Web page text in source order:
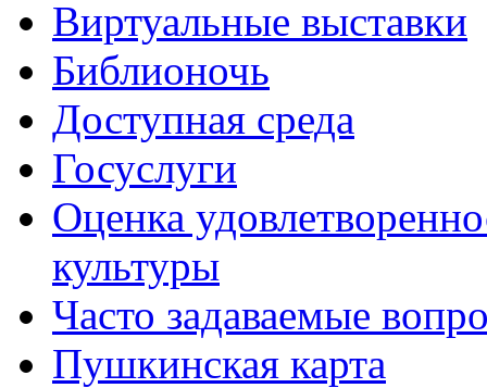
Виртуальные выставки
Библионочь
Доступная среда
Госуслуги
Оценка
культуры
Часто задаваемые
Пушкинская карта